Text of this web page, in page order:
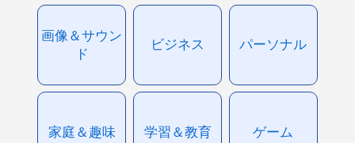
画像＆サウン
ド
ビジネス パーソナル
家庭＆趣味 学習＆教育 ゲーム